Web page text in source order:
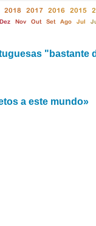
2018 2017 2016 2015
Dez Nov Out Set Ago Jul
"bastante
a este mundo»